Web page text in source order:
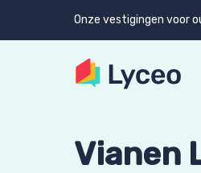
Onze vestigingen voor
Vianen